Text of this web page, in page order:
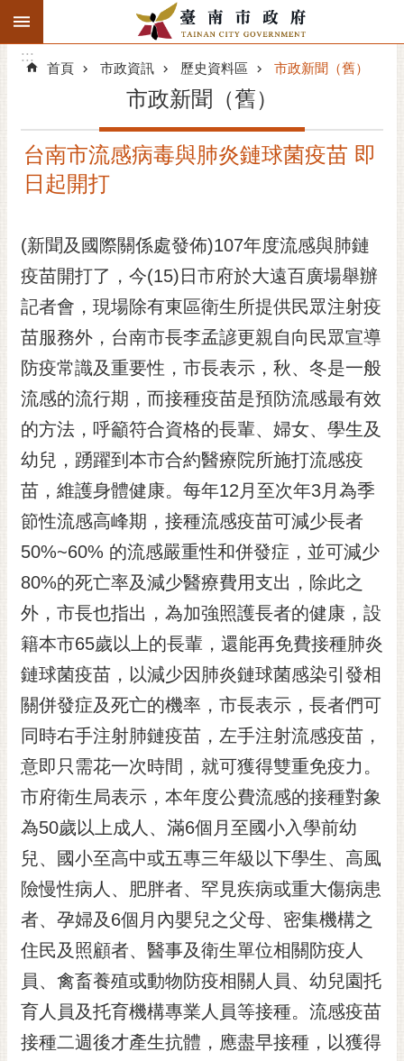
跳到主要內容區塊
搜
階
精彩府城
市府團隊
主題服務
市政資訊
市民互動
黃
偉
哲
螢
光
花
桐
花
祭
網
站
導
覽
訂
閱
RSS
訂
閱
電
子
報
市
民
信
箱
:::
:::
首頁 市政資訊 歷史資料區 市政新聞（舊）
市政新聞（舊）
台南市流感病毒與肺炎鏈球菌疫苗 即
日起開打
(新聞及國際關係處發佈)107年度流感與肺鏈
疫苗開打了，今(15)日市府於大遠百廣場舉辦
記者會，現場除有東區衛生所提供民眾注射疫
苗服務外，台南市長李孟諺更親自向民眾宣導
防疫常識及重要性，市長表示，秋、冬是一般
流感的流行期，而接種疫苗是預防流感最有效
的方法，呼籲符合資格的長輩、婦女、學生及
幼兒，踴躍到本市合約醫療院所施打流感疫
苗，維護身體健康。每年12月至次年3月為季
節性流感高峰期，接種流感疫苗可減少長者
50%~60% 的流感嚴重性和併發症，並可減少
80%的死亡率及減少醫療費用支出，除此之
外，市長也指出，為加強照護長者的健康，設
籍本市65歲以上的長輩，還能再免費接種肺炎
鏈球菌疫苗，以減少因肺炎鏈球菌感染引發相
關併發症及死亡的機率，市長表示，長者們可
同時右手注射肺鏈疫苗，左手注射流感疫苗，
意即只需花一次時間，就可獲得雙重免疫力。
市府衛生局表示，本年度公費流感的接種對象
為50歲以上成人、滿6個月至國小入學前幼
兒、國小至高中或五專三年級以下學生、高風
險慢性病人、肥胖者、罕見疾病或重大傷病患
者、孕婦及6個月內嬰兒之父母、密集機構之
住民及照顧者、醫事及衛生單位相關防疫人
員、禽畜養殖或動物防疫相關人員、幼兒園托
育人員及托育機構專業人員等接種。流感疫苗
接種二週後才產生抗體，應盡早接種，以獲得